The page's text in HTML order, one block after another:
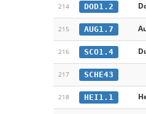
214 DOD1.2
215 AUG1.7
216 SCO1.4
217 SCHE43
218 HEI1.1